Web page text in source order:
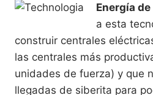
Energía
a esta
construir centrales
las centrales más
unidades de fuerza) y que
llegadas de siberita para